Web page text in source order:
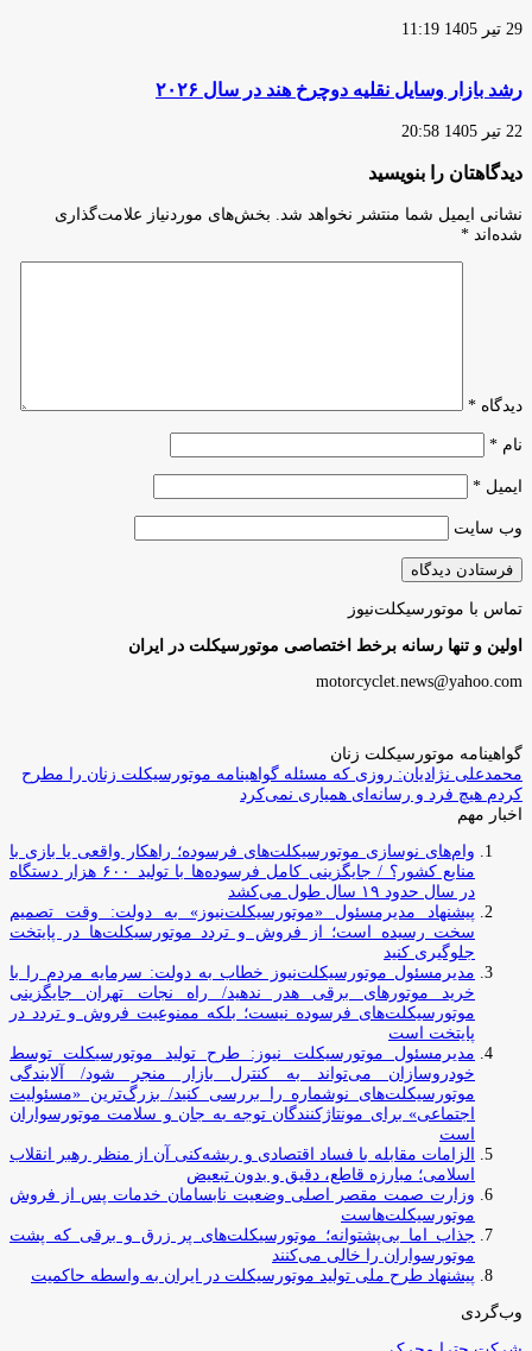
29 تیر 1405 11:19
رشد بازار وسایل نقلیه دوچرخ هند در سال ۲۰۲۶
22 تیر 1405 20:58
دیدگاهتان را بنویسید
نشانی ایمیل شما منتشر نخواهد شد.
بخش‌های موردنیاز علامت‌گذاری
شده‌اند *
دیدگاه *
نام *
ایمیل *
وب‌ سایت
تماس با موتورسیکلت‌نیوز
اولین و تنها رسانه برخط اختصاصی موتورسیکلت در ایران
motorcyclet.news@yahoo.com
گواهینامه موتورسیکلت زنان
محمدعلی نژادیان: روزی که مسئله گواهینامه موتورسیکلت زنان را مطرح
کردم هیچ فرد و رسانه‌ای همیاری نمی‌کرد
اخبار مهم
وام‌های نوسازی موتورسیکلت‌های فرسوده؛ راهکار واقعی یا بازی با
منابع کشور؟ / جایگزینی کامل فرسوده‌ها با تولید ۶۰۰ هزار دستگاه
در سال حدود ۱۹ سال طول می‌کشد
پیشنهاد مدیرمسئول «موتورسیکلت‌نیوز» به دولت: وقت تصمیم
سخت رسیده است؛ از فروش و تردد موتورسیکلت‌ها در پایتخت
جلوگیری کنید
مدیرمسئول موتورسیکلت‌نیوز خطاب به دولت: سرمایه مردم را با
خرید موتورهای برقی هدر ندهید/ راه نجات تهران جایگزینی
موتورسیکلت‌های فرسوده نیست؛ بلکه ممنوعیت فروش و تردد در
پایتخت است
مدیرمسئول موتورسیکلت نیوز: طرح تولید موتورسیکلت توسط
خودروسازان می‌تواند به کنترل بازار منجر شود/ آلایندگی
موتورسیکلت‌های نوشماره را بررسی کنید/ بزرگ‌ترین «مسئولیت
اجتماعی» برای مونتاژکنندگان توجه به جان و سلامت موتورسواران
است
الزامات مقابله با فساد اقتصادی و ریشه‌کنی آن از منظر رهبر انقلاب
اسلامی؛ مبارزه قاطع، دقیق و بدون تبعیض
وزارت صمت مقصر اصلی وضعیت نابسامان خدمات پس از فروش
موتورسیکلت‌هاست
جذاب اما بی‌پشتوانه؛ موتورسیکلت‌های پر زرق‌ و برقی که پشت
موتورسواران را خالی می‌کنند
پیشنهاد طرح ملی تولید موتورسیکلت در ایران به واسطه حاکمیت
وب‌گردی